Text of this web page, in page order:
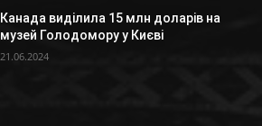
Канада виділила 15 млн доларів на
музей Голодомору у Києві
21.06.2024